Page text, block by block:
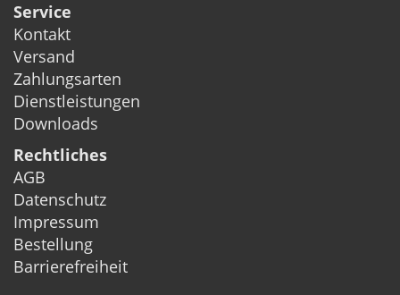
Service
Kontakt
Versand
Zahlungsarten
Dienstleistungen
Downloads
Rechtliches
AGB
Datenschutz
Impressum
Bestellung
Barrierefreiheit